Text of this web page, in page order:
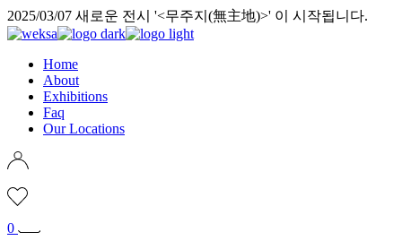
Skip
to
content
2025/03/07 새로운 전시 '<무주지(無主地)>' 이 시작됩니다.
Home
About
Exhibitions
Faq
Our Locations
0